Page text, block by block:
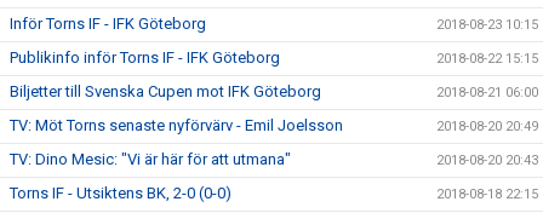
Inför Torns IF - IFK Göteborg 2018-08-23 10:15
Publikinfo inför Torns IF - IFK Göteborg 2018-08-22 15:15
Biljetter till Svenska Cupen mot IFK Göteborg 2018-08-21 06:00
TV: Möt Torns senaste nyförvärv - Emil Joelsson 2018-08-20 20:49
TV: Dino Mesic: "Vi är här för att utmana" 2018-08-20 20:43
Torns IF - Utsiktens BK, 2-0 (0-0) 2018-08-18 22:15